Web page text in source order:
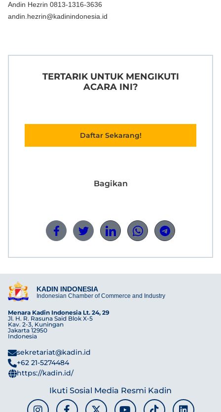
Andin Hezrin 0813-1316-3636
andin.hezrin@kadinindonesia.id
TERTARIK UNTUK MENGIKUTI
ACARA INI?
Daftar Sekarang!
Bagikan
KADIN INDONESIA
Indonesian Chamber of Commerce and Industry
Menara Kadin Indonesia Lt. 24, 29
Jl. H. R. Rasuna Said Blok X-5
Kav. 2-3, Kuningan
Jakarta 12950
Indonesia
sekretariat@kadin.id
+62 21-5274484
https://kadin.id/
Ikuti Sosial Media Resmi Kadin